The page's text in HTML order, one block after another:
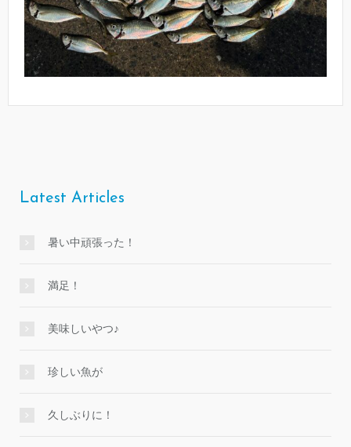
Latest Articles
暑い中頑張った！
満足！
美味しいやつ♪
珍しい魚が
久しぶりに！